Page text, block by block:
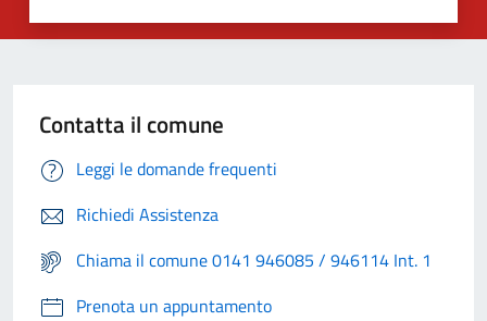
Contatta il comune
Leggi le domande frequenti
Richiedi Assistenza
Chiama il comune 0141 946085 / 946114 Int. 1
Prenota un appuntamento